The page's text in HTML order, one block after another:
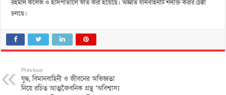
রহমান কলেজ ও হাসপাতালে ভর্তি করা হয়েছে। অজ্ঞাত যানবাহনটি শনাক্ত করার চেষ্টা
চলছে।
Previous
যুদ্ধ, বিমানবাহিনী ও জীবনের অভিজ্ঞতা
নিয়ে রচিত আত্মজৈবনিক গ্রন্থ ‘অবিশ্বাস্য